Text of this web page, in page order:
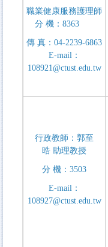
職業健康服務護理師
分 機： 8363
傳 真： 04-2239-6863
E-mail：
108921@ctust.edu.tw
行政教師：郭至
晧 助理教授
分 機： 3503
E-mail：
108927@ctust.edu.tw